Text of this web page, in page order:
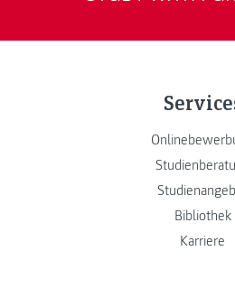
Bibliothek
Karriere